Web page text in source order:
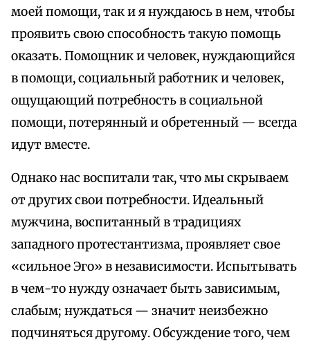
моей помощи, так и я нуждаюсь в нем, чтобы
проявить свою способность такую помощь
оказать. Помощник и человек, нуждающийся
в помощи, социальный работник и человек,
ощущающий потребность в социальной
помощи, потерянный и обретенный — всегда
идут вместе.
Однако нас воспитали так, что мы скрываем
от других свои потребности. Идеальный
мужчина, воспитанный в традициях
западного протестантизма, проявляет свое
«сильное Эго» в независимости. Испытывать
в чем-то нужду означает быть зависимым,
слабым; нуждаться — значит неизбежно
подчиняться другому. Обсуждение того, чем